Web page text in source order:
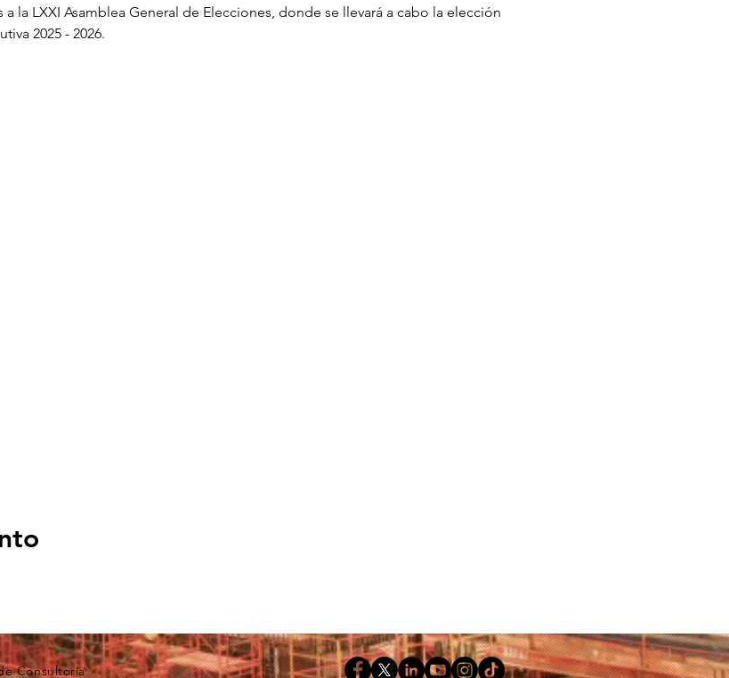
a la LXXI Asamblea General de Elecciones, donde se llevará a cabo la elección
2025 - 2026.
Consultoría